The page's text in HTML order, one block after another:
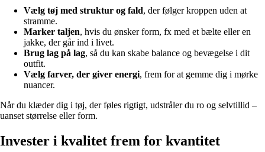
Vælg tøj med struktur og fald, der følger kroppen uden at
stramme.
Marker taljen, hvis du ønsker form, fx med et bælte eller en
jakke, der går ind i livet.
Brug lag på lag, så du kan skabe balance og bevægelse i dit
outfit.
Vælg farver, der giver energi, frem for at gemme dig i mørke
nuancer.
Når du klæder dig i tøj, der føles rigtigt, udstråler du ro og selvtillid –
uanset størrelse eller form.
Invester i kvalitet frem for kvantitet